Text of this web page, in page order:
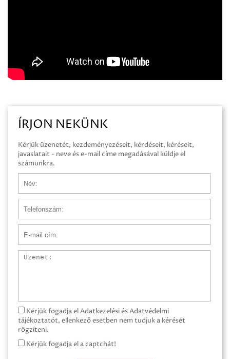
ÍRJON NEKÜNK
Kérjük üzenetét, kezdeményezéseit, kérdéseit, kéréseit,
javaslatait - neve és e-mail címe megadásával küldje el
számunkra.
Üzenet
Kérjük fogadja el Adatkezelési és Adatvédelmi
tájékoztatót, ellenkező esetben nem tudjuk a kérését
rögzíteni.
Kérjük fogadja el a captchát!